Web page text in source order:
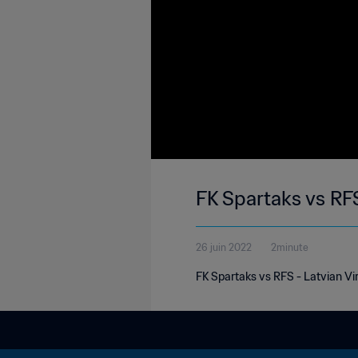
FK Spartaks vs
26 juin 2022 2minute
FK Spartaks vs RFS - Latvian